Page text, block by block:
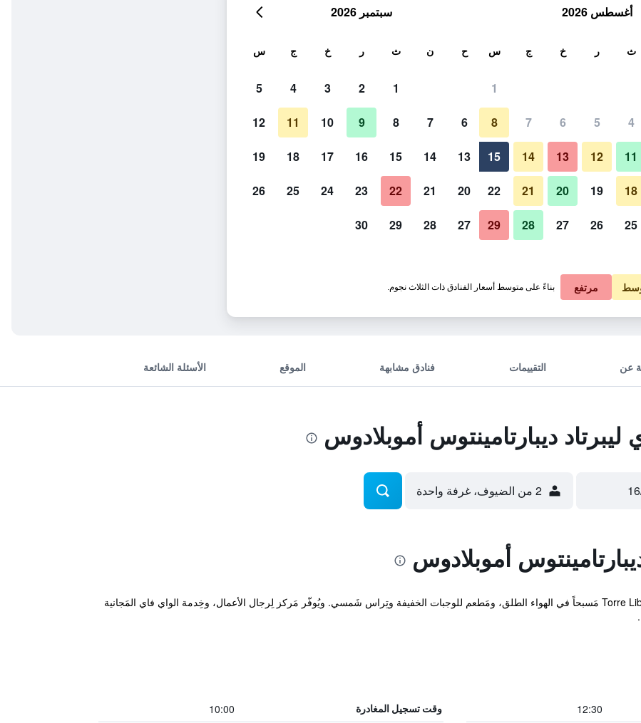
عرض الأسعار
عرض الأسعار
عن التقييمات فنادق مشابهة الموقع الأسئلة الشائعة
ديبارتامينتوس أموبلادوس
2 من الضيوف، غرفة واحدة
أموبلادوس
يَضمّ Torre Libertad Departamentos Amoblados مَسبحاً في الهواء الطلق، ومَطعم للوجبات الخفيفة وتِراس شَمسي. ويُوفّر مَركز لِرجال الأعمال، وخِدمة الواي فاي المَجانية
12:30 وقت تسجيل المغادرة 10:00
أغسطس 2026
ث ر خ ج س
1
4
5
6
7
8
11
12
13
14
15
18
19
20
21
22
25
26
27
28
29
سبتمبر 2026
ح ن ث ر خ ج س
1
2
3
4
5
6
7
8
9
10
11
12
13
14
15
16
17
18
19
20
21
22
23
24
25
26
27
28
29
30
مرتفع بناءً على متوسط أسعار الفنادق ذات الثلاث نجوم.